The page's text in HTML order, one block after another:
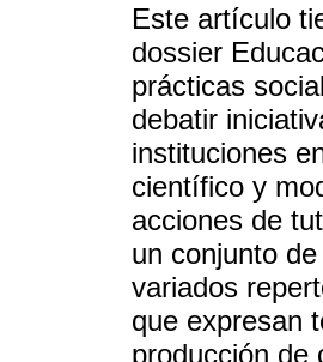
Este artículo
dossier
prácticas
debatir
instituciones
científico y
acciones de
un conjunto
variados
que expresan
producción de